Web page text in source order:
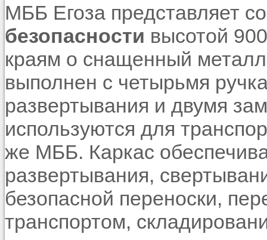
МББ Егоза представляет
безопасности высотой
краям о снащенный
выполнен с четырьмя
развертывания и двумя
используются для
же МББ. Каркас
развертывания,
безопасной переноски,
транспортом,